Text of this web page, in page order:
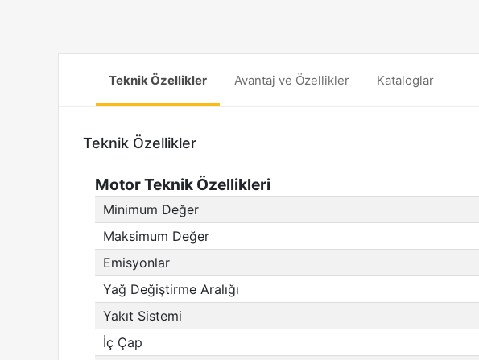
Teknik Özellikler Avantaj ve Özellikler Kataloglar
Teknik Özellikler
Motor Teknik Özellikleri
Minimum Değer
Maksimum Değer
Emisyonlar
Yağ Değiştirme Aralığı
Yakıt Sistemi
İç Çap